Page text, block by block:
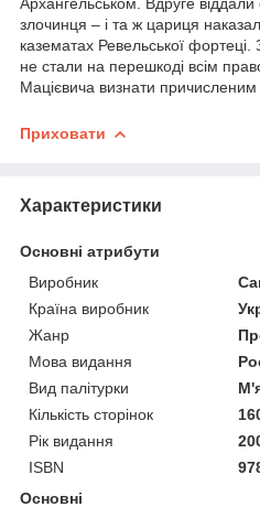
злочинця – і та ж цариця
казематах Ревельської фортеці.
не стали на перешкоді всім
Мацієвича визнати причисленим
Приховати
Характеристики
Основні атрибути
Виробник
Країна виробник
Жанр
Мова видання
Вид палітурки
Кількість сторінок
Рік видання
ISBN
Основні